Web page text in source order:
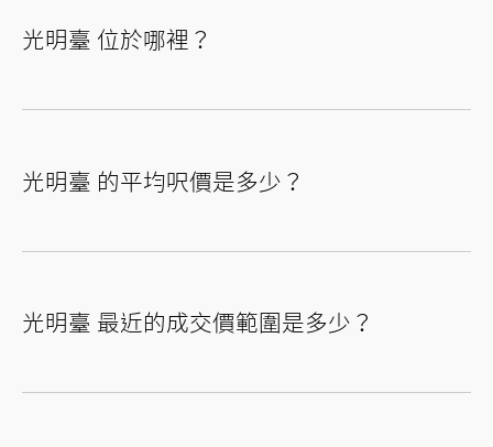
光明臺 位於哪裡？
光明臺 的平均呎價是多少？
光明臺 最近的成交價範圍是多少？